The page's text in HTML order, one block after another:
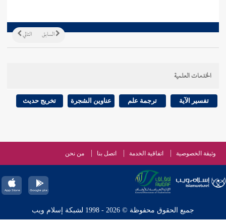
التالي السابق
الخدمات العلمية
تفسير الآية ترجمة علم عناوين الشجرة تخريج حديث
وثيقة الخصوصية اتفاقية الخدمة اتصل بنا من نحن
جميع الحقوق محفوظة © 2026 - 1998 لشبكة إسلام ويب